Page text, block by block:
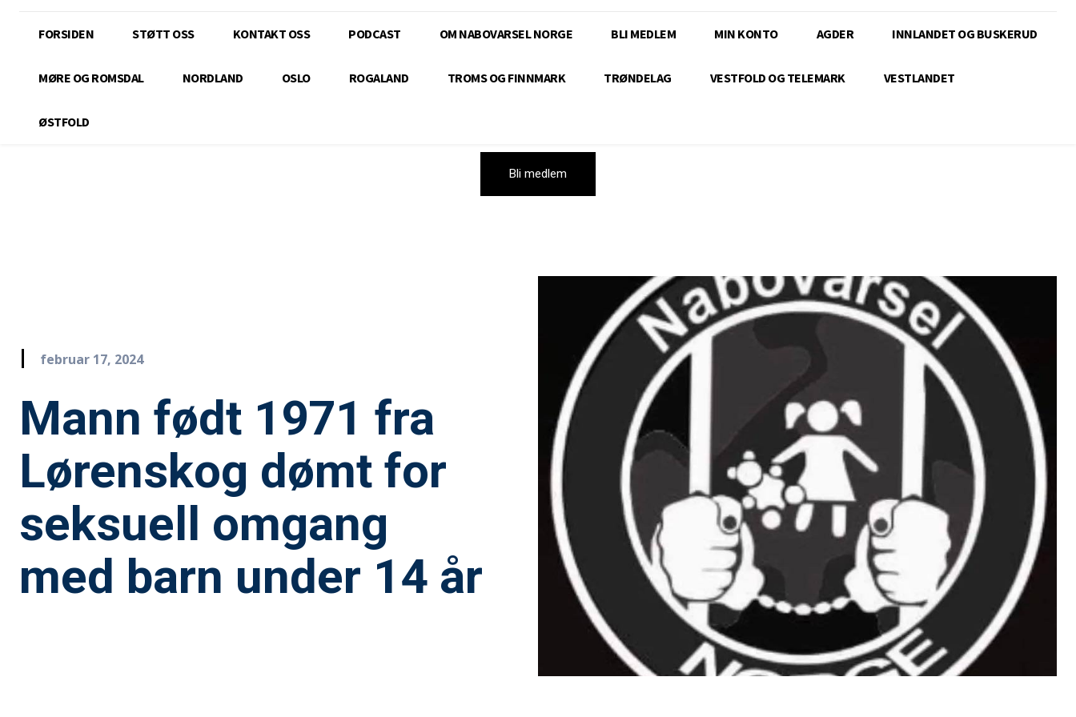
FORSIDEN STØTT OSS KONTAKT OSS PODCAST OM NABOVARSEL NORGE BLI MEDLEM MIN KONTO AGDER INNLANDET OG BUSKERUD
MØRE OG ROMSDAL NORDLAND OSLO ROGALAND TROMS OG FINNMARK TRØNDELAG VESTFOLD OG TELEMARK VESTLANDET
ØSTFOLD
Bli medlem
februar 17, 2024
Mann født 1971 fra
Lørenskog dømt for
seksuell omgang
med barn under 14 år